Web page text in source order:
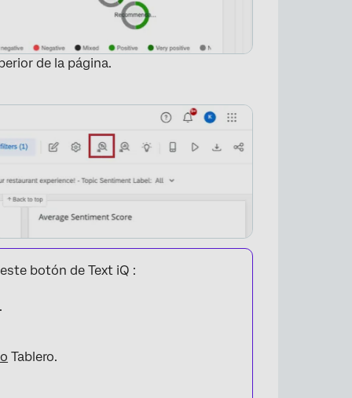
×
de la página.
botón de Text iQ :
Tablero.